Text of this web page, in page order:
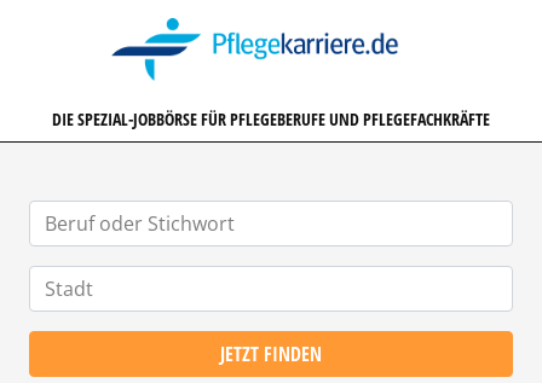
DIE SPEZIAL-JOBBÖRSE FÜR PFLEGEBERUFE UND PFLEGEFACHKRÄFTE
JETZT FINDEN